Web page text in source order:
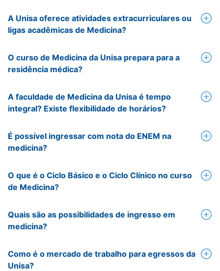
A Unisa oferece atividades extracurriculares ou
ligas acadêmicas de Medicina?
O curso de Medicina da Unisa prepara para a
residência médica?
A faculdade de Medicina da Unisa é tempo
integral? Existe flexibilidade de horários?
É possível ingressar com nota do ENEM na
medicina?
O que é o Ciclo Básico e o Ciclo Clínico no curso
de Medicina?
Quais são as possibilidades de ingresso em
medicina?
Como é o mercado de trabalho para egressos da
Unisa?